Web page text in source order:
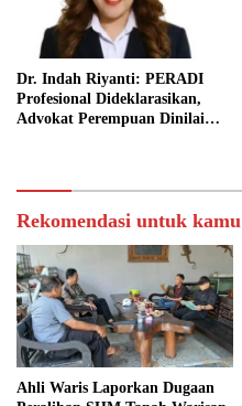
Dr. Indah Riyanti: PERADI
Profesional Dideklarasikan,
Advokat Perempuan Dinilai
Rekomendasi untuk kamu
Ahli Waris Laporkan Dugaan